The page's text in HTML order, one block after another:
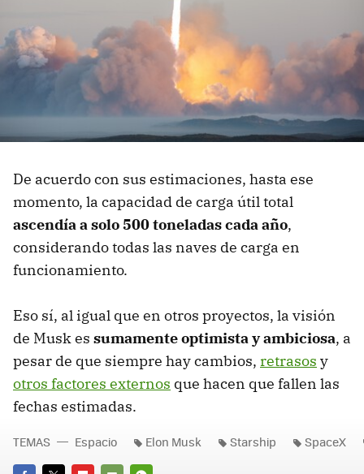
De acuerdo con sus estimaciones, hasta ese
momento, la capacidad de carga útil total
ascendía a solo 500 toneladas cada año,
considerando todas las naves de carga en
funcionamiento.
Eso sí, al igual que en otros proyectos, la visión
de Musk es sumamente optimista y ambiciosa, a
pesar de que siempre hay cambios, retrasos y
otros factores externos que hacen que fallen las
fechas estimadas.
TEMAS Espacio Elon Musk Starship SpaceX